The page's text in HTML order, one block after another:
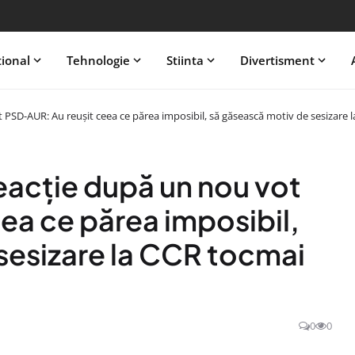
Tehnologie Stiinta Divertisment
AUR: Au reușit ceea ce părea imposibil, să găsească motiv de sesizare
după un nou vot
ce părea imposibil,
la CCR tocmai
0 0